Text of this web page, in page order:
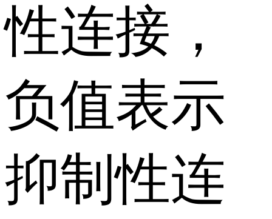
性连接，
负值表示
抑制性连